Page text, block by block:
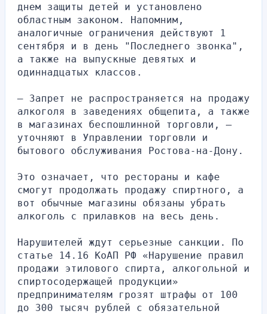
днем защиты детей и установлено
областным законом. Напомним,
аналогичные ограничения действуют 1
сентября и в день "Последнего звонка",
а также на выпускные девятых и
одиннадцатых классов.
— Запрет не распространяется на продажу
алкоголя в заведениях общепита, а также
в магазинах беспошлинной торговли, —
уточняют в Управлении торговли и
бытового обслуживания Ростова-на-Дону.
Это означает, что рестораны и кафе
смогут продолжать продажу спиртного, а
вот обычные магазины обязаны убрать
алкоголь с прилавков на весь день.
Нарушителей ждут серьезные санкции. По
статье 14.16 КоАП РФ «Нарушение правил
продажи этилового спирта, алкогольной и
спиртосодержащей продукции»
предпринимателям грозят штрафы от 100
до 300 тысяч рублей с обязательной